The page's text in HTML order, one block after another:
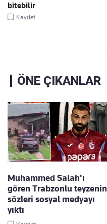
bitebilir
Kaydet
ÖNE ÇIKANLAR
Muhammed Salah'ı
gören Trabzonlu teyzenin
sözleri sosyal medyayı
yıktı